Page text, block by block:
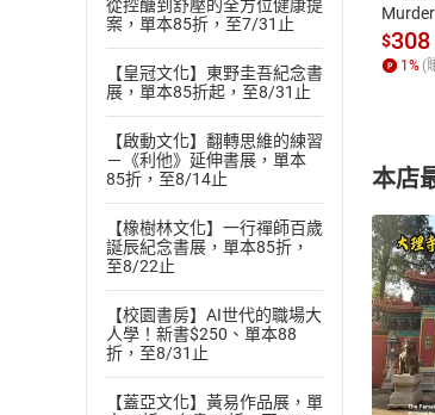
從控醣到舒壓的全方位健康提
案，單本85折，至7/31止
【皇冠文化】東野圭吾紀念書
展，單本85折起，至8/31止
【啟動文化】翻轉思維的練習
－《利他》延伸書展，單本
85折，至8/14止
【橡樹林文化】一行禪師百歲
誕辰紀念書展，單本85折，
至8/22止
【校園書房】AI世代的職場大
人學！新書$250、單本88
折，至8/31止
【蓋亞文化】黃易作品展，單
發】【
$308
1 % (
本店